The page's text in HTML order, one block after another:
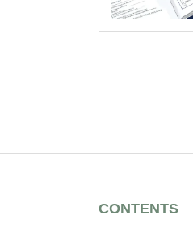
CONTENTS